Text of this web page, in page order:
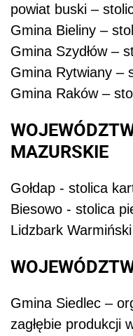
powiat buski –
Gmina Bieliny –
Gmina Szydłów –
Gmina Rytwiany –
Gmina Raków –
MAZURSKIE
Gołdap - stolica
Biesowo - stolica
Lidzbark
Gmina Siedlec –
zagłębie produkcji